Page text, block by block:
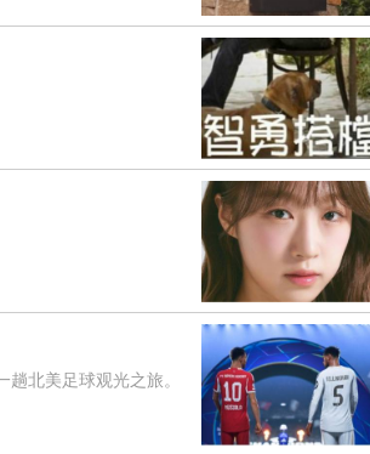
北美足球观光之旅。